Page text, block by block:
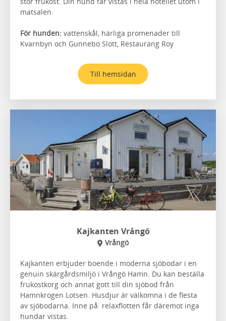
matsalen.
För hunden: vattenskål, härliga promenader till
Kvarnbyn och Gunnebo Slott, Restaurang Roy
Till hemsidan
Kajkanten Vrångö
Vrångö
Kajkanten erbjuder boende i moderna sjöbodar i en
genuin skärgårdsmiljö i Vrångö Hamn. Du kan beställa
frukostkorg och annat gott till din sjöbod från
Hamnkrogen Lotsen. Husdjur är välkomna i de flesta
av sjöbodarna. Inne på relaxflotten får däremot inga
hundar vistas.